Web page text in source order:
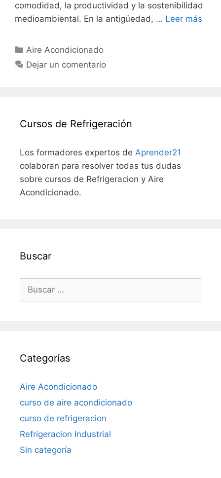
comodidad, la productividad y la sostenibilidad
medioambiental. En la antigüedad, … Leer más
Categorías
Aire Acondicionado
Dejar un comentario
Cursos de Refrigeración
Los formadores expertos de Aprender21
colaboran para resolver todas tus dudas
sobre cursos de Refrigeracion y Aire
Acondicionado.
Buscar
Buscar:
Categorías
Aire Acondicionado
curso de aire acondicionado
curso de refrigeracion
Refrigeracion Industrial
Sin categoría